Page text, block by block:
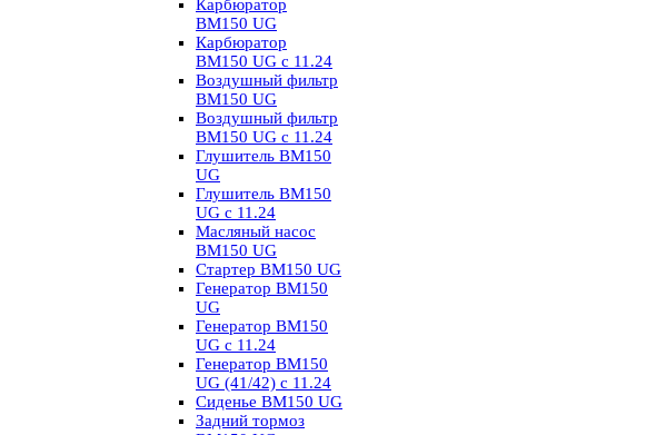
Карбюратор
BM150 UG
Карбюратор
BM150 UG с 11.24
Воздушный фильтр
BM150 UG
Воздушный фильтр
BM150 UG c 11.24
Глушитель BM150
UG
Глушитель BM150
UG с 11.24
Масляный насос
BM150 UG
Стартер BM150 UG
Генератор BM150
UG
Генератор BM150
UG с 11.24
Генератор BM150
UG (41/42) с 11.24
Сиденье BM150 UG
Задний тормоз